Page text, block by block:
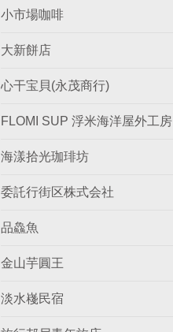
小市場咖啡
大新餅店
心干宝貝(永茂商行)
FLOMI SUP 浮米海洋屋外工房
海漾拾光珈琲坊
委託行街区株式会社
品鱻魚
金山芋圓王
淡水嶘民宿